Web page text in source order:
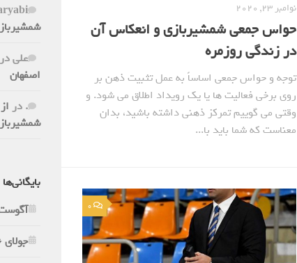
نوامبر 23, 2020
حواس جمعی شمشیربازی و انعکاس آن
در زندگی روزمره
توجه و حواس جمعی اساساً به عمل تثبیت ذهن بر
روی برخی فعالیت ها یا یک رویداد اطلاق می شود. و
وقتی می گوییم تمرکز ذهنی داشته باشید، بدان
معناست که شما باید با...
0
علی
اصفهان
. در
بایگانی‌ها
آگوست
جولای 2026